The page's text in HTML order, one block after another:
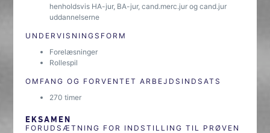
henholdsvis HA-jur, BA-jur, cand.merc.jur og cand.jur
uddannelserne
UNDERVISNINGSFORM
Forelæsninger
Rollespil
OMFANG OG FORVENTET ARBEJDSINDSATS
270 timer
EKSAMEN
FORUDSÆTNING FOR INDSTILLING TIL PRØVEN